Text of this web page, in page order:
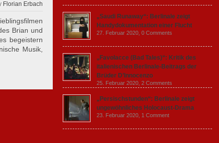
Florian Erbach
Brian und
begeistern
Musik,
„Saudi Runaway“: Berlinale zeigt
Handydokumentation einer Flucht
27. Februar 2020, 0 Comments
„Favolacce (Bad Tales)“: Kritik des
italienischen Berlinale-Beitrags der
Brüder D’Innocenzo
25. Februar 2020, 2 Comments
„Persischstunden“: Berlinale zeigt
ungewöhnliches Holocaust-Drama
23. Februar 2020, 1 Comment